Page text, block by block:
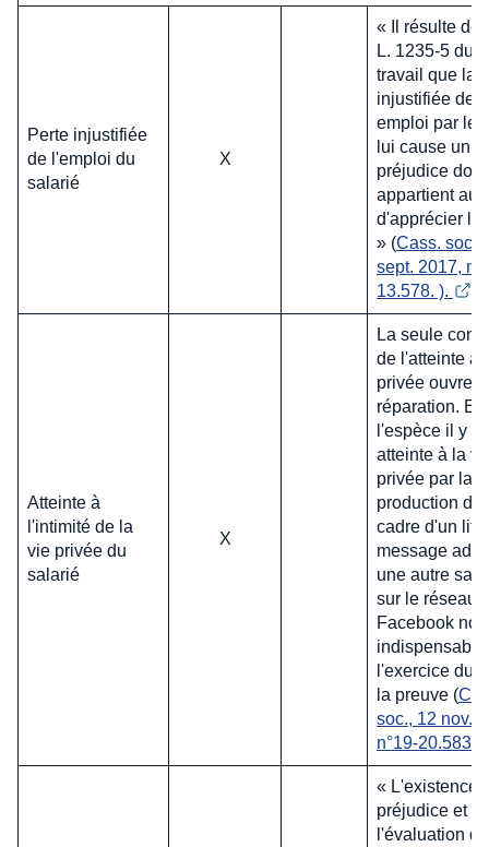
Perte injustifiée
de l'emploi du
salarié
X
« Il résulte de
L. 1235-5 du
travail que la
injustifiée de
emploi par le
lui cause un
préjudice
appartient au
d'apprécier
» (Cass. soc.,
sept. 2017,
13.578. ).
Atteinte à
l'intimité de la
vie privée du
salarié
X
La seule
de l'atteinte à
privée ouvre
réparation. En
l'espèce il y
atteinte à la
privée par la
production
cadre d'un
message
une autre
sur le réseau
Facebook non
indispensable
l'exercice du
la preuve (
soc., 12 nov.
n°19-20.583
« L'existence
préjudice et
l'évaluation